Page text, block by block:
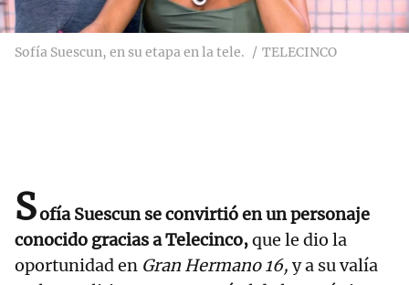
Sofía Suescun, en su etapa en la tele. TELECINCO
Sofía Suescun se convirtió en un personaje
conocido gracias a Telecinco,que le dio la
oportunidad en Gran Hermano 16, y a su valía